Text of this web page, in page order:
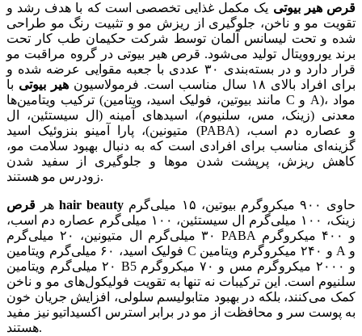
قرص هیر بیوتی یک مکمل غذایی تخصصی است که با هدف رشد و
تقویت مو و ناخن، جلوگیری از ریزش مو و تثبیت رنگ مو طراحی
شده و تحت لیسانس آلمان توسط شرکت حکیمان طب کار تحت
برند یوروویتال تولید می‌شود. قرص هیر بیوتی در گروه مراقبت مو
قرار دارد و در بسته‌بندی ۳۰ عددی با جعبه مقوایی عرضه شده و
برای افراد بالای ۱۸ سال مناسب است. فرمولاسیون
هیر بیوتی با
ترکیب ویتامین‌ها (مانند بیوتین، فولیک اسید، ویتامین C و A)، مواد
معدنی (زینک، مس، سلنیوم)، اسیدهای آمینه (ال سیستئین، ال
متیونین)، پارا آمینو بنزوئیک اسید (PABA) و عصاره دم اسب،
گزینه‌ای مناسب برای افرادی است که به دنبال بهبود سلامت مو،
کاهش ریزش، پرپشت شدن موها و جلوگیری از سفید شدن
زودرس مو هستند.
هر قرص hair beauty
زینک، ۱۰۰ میلی‌گرم ال سیستئین، ۱۰۰ میلی‌گرم عصاره دم اسب،
۳۰ میلی‌گرم ال متیونین، ۲۰ میلی‌گرم PABA و ۴۰۰ میکروگرم
فولیک اسید، ۶۰ میلی‌گرم ویتامین C و ۲۴۰ میکروگرم ویتامین A و
۲۰ میلی‌گرم ویتامین B5 و ۲۰۰۰ میکروگرم مس و ۷۰ میکروگرم
سلنیوم است. این ترکیبات نه تنها به تقویت فولیکول‌های مو و ناخن
کمک می‌کنند، بلکه در بهبود متابولیسم سلولی، افزایش جریان خون
به پوست سر و محافظت از مو در برابر استرس اکسیداتیو نیز مفید
هستند.